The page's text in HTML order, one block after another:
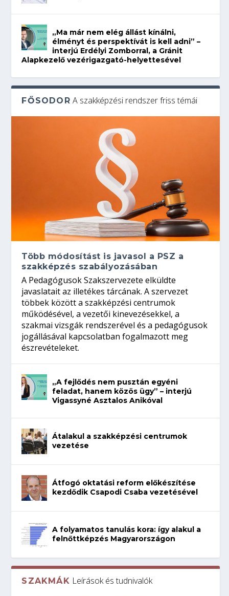
„Ma már nem elég állást kínálni,
élményt és perspektívát is kell adni” –
interjú Erdélyi Zomborral, a Gránit
Alapkezelő vezérigazgató-helyettesével
FŐSODOR A szakképzési rendszer friss témái
Több módosítást is javasol a PSZ a
szakképzés szabályozásában
A Pedagógusok Szakszervezete elküldte
javaslatait az illetékes tárcának. A szervezet
többek között a szakképzési centrumok
működésével, a vezetői kinevezésekkel, a
szakmai vizsgák rendszerével és a pedagógusok
jogállásával kapcsolatban fogalmazott meg
észrevételeket.
„A fejlődés nem pusztán egyéni
feladat, hanem közös ügy” – interjú
Vigassyné Asztalos Anikóval
Átalakul a szakképzési centrumok
vezetése
Átfogó oktatási reform előkészítése
kezdődik Csapodi Csaba vezetésével
A folyamatos tanulás kora: így alakul a
felnőttképzés Magyarországon
SZAKMÁK Leírások és tudnivalók